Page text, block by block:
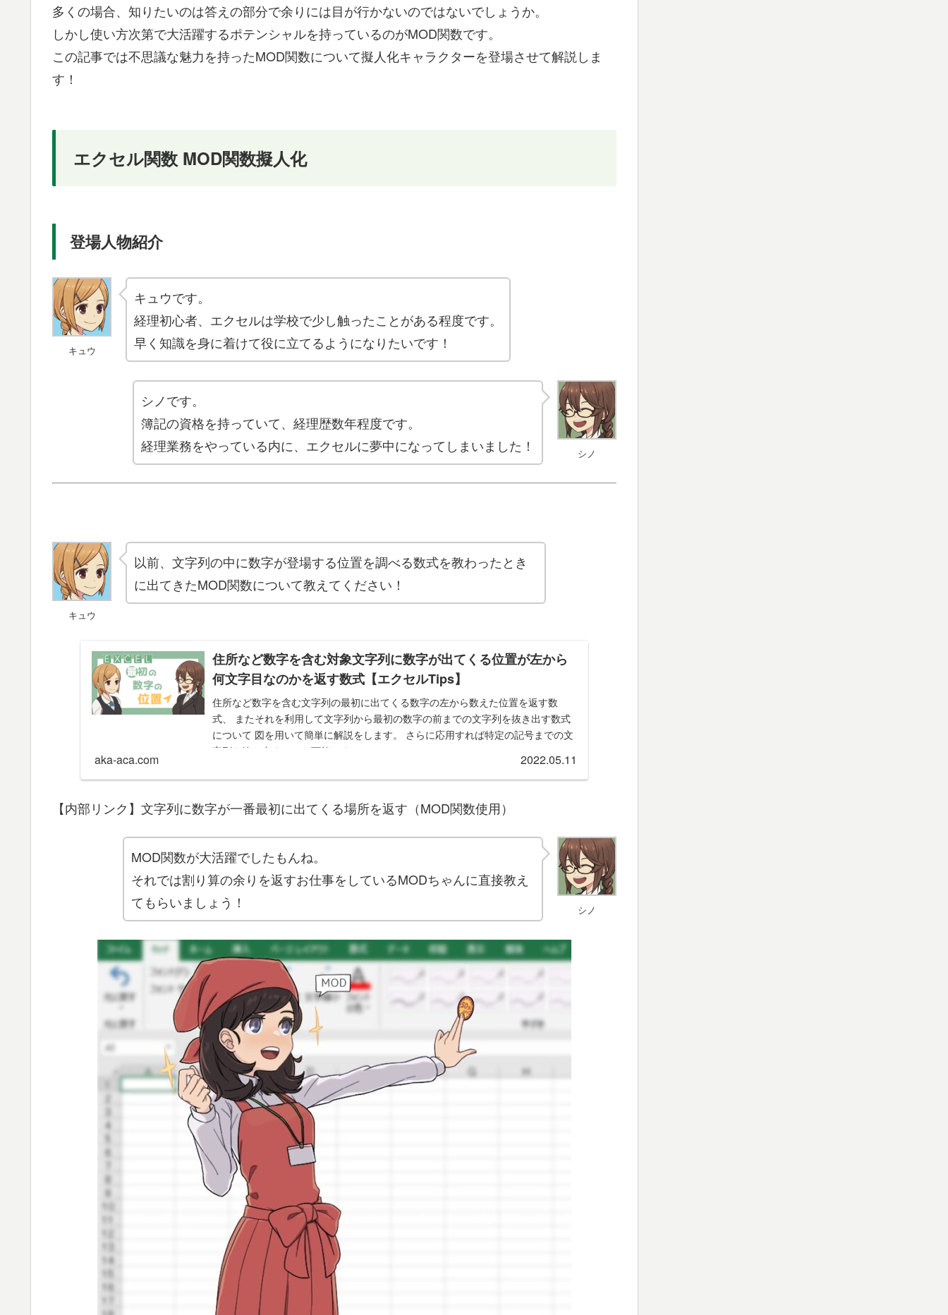
多くの場合、知りたいのは答えの部分で余りには目が行かないのではないでしょうか。
しかし使い方次第で大活躍するポテンシャルを持っているのがMOD関数です。
この記事では不思議な魅力を持ったMOD関数について擬人化キャラクターを登場させて解説しま
す！
エクセル関数 MOD関数擬人化
登場人物紹介
キュウ
キュウです。
経理初心者、エクセルは学校で少し触ったことがある程度です。
早く知識を身に着けて役に立てるようになりたいです！
シノ
シノです。
簿記の資格を持っていて、経理歴数年程度です。
経理業務をやっている内に、エクセルに夢中になってしまいました！
キュウ
以前、文字列の中に数字が登場する位置を調べる数式を教わったとき
に出てきたMOD関数について教えてください！
住所など数字を含む対象文字列に数字が出てくる位置が左から
何文字目なのかを返す数式【エクセルTips】
住所など数字を含む文字列の最初に出てくる数字の左から数えた位置を返す数
式、 またそれを利用して文字列から最初の数字の前までの文字列を抜き出す数式
について 図を用いて簡単に解説をします。 さらに応用すれば特定の記号までの文
字列を抜き出すことも可能です！
aka-aca.com 2022.05.11
【内部リンク】文字列に数字が一番最初に出てくる場所を返す（MOD関数使用）
シノ
MOD関数が大活躍でしたもんね。
それでは割り算の余りを返すお仕事をしているMODちゃんに直接教え
てもらいましょう！